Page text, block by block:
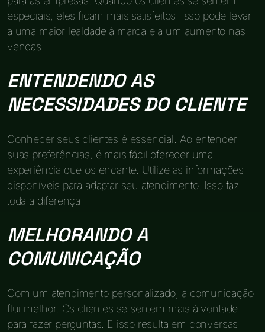
especiais, eles ficam mais satisfeitos. Isso pode levar
a uma maior lealdade à marca e a um aumento nas
vendas.
ENTENDENDO AS
NECESSIDADES DO CLIENTE
Conhecer seus clientes é essencial. Ao entender
suas preferências, é mais fácil oferecer uma
experiência que os encante. Utilize as informações
disponíveis para adaptar seu atendimento. Isso faz
toda a diferença.
MELHORANDO A
COMUNICAÇÃO
Com um atendimento personalizado, a comunicação
flui melhor. Os clientes se sentem mais à vontade
para fazer perguntas. E isso resulta em conversas